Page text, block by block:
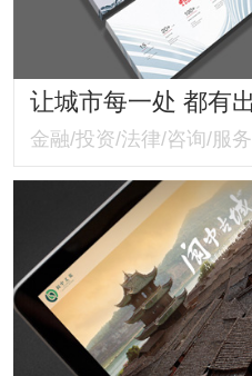
金融/投资/法律/咨询/服务